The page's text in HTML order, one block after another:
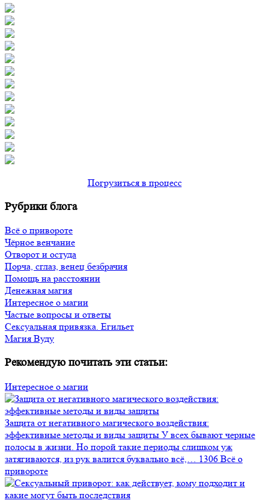
Погрузиться в процесс
Рубрики блога
Всё о привороте
Чёрное венчание
Отворот и остуда
Порча, сглаз, венец безбрачия
Помощь на расстоянии
Денежная магия
Интересное о магии
Частые вопросы и ответы
Сексуальная привязка. Егильет
Магия Вуду
Рекомендую почитать эти статьи:
Интересное о магии
Защита от негативного магического воздействия:
эффективные методы и виды защиты У всех бывают черные
полосы в жизни. Но порой такие периоды слишком уж
затягиваются, из рук валится буквально всё,…
1306 Всё о
привороте